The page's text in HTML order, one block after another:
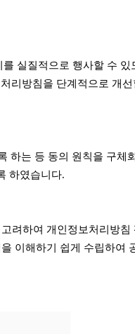
실질적으로 행사할 수 있
리방침을 단계적으로 개
하는 등 동의 원칙을 구체
하였습니다.
려하여 개인정보처리방침
이해하기 쉽게 수립하여